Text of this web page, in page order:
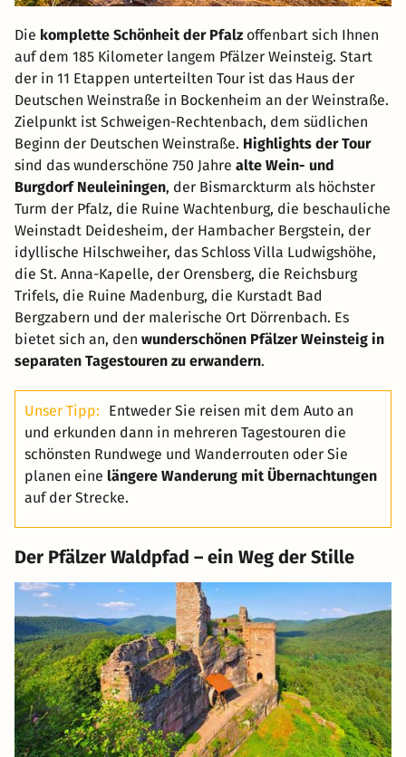
Die komplette Schönheit der Pfalz offenbart sich Ihnen
auf dem 185 Kilometer langem Pfälzer Weinsteig. Start
der in 11 Etappen unterteilten Tour ist das Haus der
Deutschen Weinstraße in Bockenheim an der Weinstraße.
Zielpunkt ist Schweigen-Rechtenbach, dem südlichen
Beginn der Deutschen Weinstraße. Highlights der Tour
sind das wunderschöne 750 Jahre alte Wein- und
Burgdorf Neuleiningen, der Bismarckturm als höchster
Turm der Pfalz, die Ruine Wachtenburg, die beschauliche
Weinstadt Deidesheim, der Hambacher Bergstein, der
idyllische Hilschweiher, das Schloss Villa Ludwigshöhe,
die St. Anna-Kapelle, der Orensberg, die Reichsburg
Trifels, die Ruine Madenburg, die Kurstadt Bad
Bergzabern und der malerische Ort Dörrenbach. Es
bietet sich an, den wunderschönen Pfälzer Weinsteig in
separaten Tagestouren zu erwandern.
Unser Tipp:
Entweder Sie reisen mit dem Auto an
und erkunden dann in mehreren Tagestouren die
schönsten Rundwege und Wanderrouten oder Sie
planen eine längere Wanderung mit Übernachtungen
auf der Strecke.
Der Pfälzer Waldpfad – ein Weg der Stille